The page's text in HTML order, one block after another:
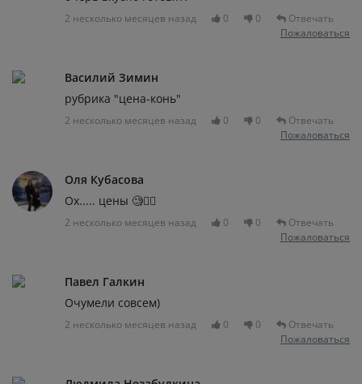
2 несколько месяцев назад 0 0
Отвечать
Пожаловаться
Василий Зимин
рубрика "цена-конь"
2 несколько месяцев назад 0 0
Отвечать
Пожаловаться
Оля Кубасова
Ох..... цены 🧐🤦‍♀️
2 несколько месяцев назад 0 0
Отвечать
Пожаловаться
Павел Галкин
Очумели совсем)
2 несколько месяцев назад 0 0
Отвечать
Пожаловаться